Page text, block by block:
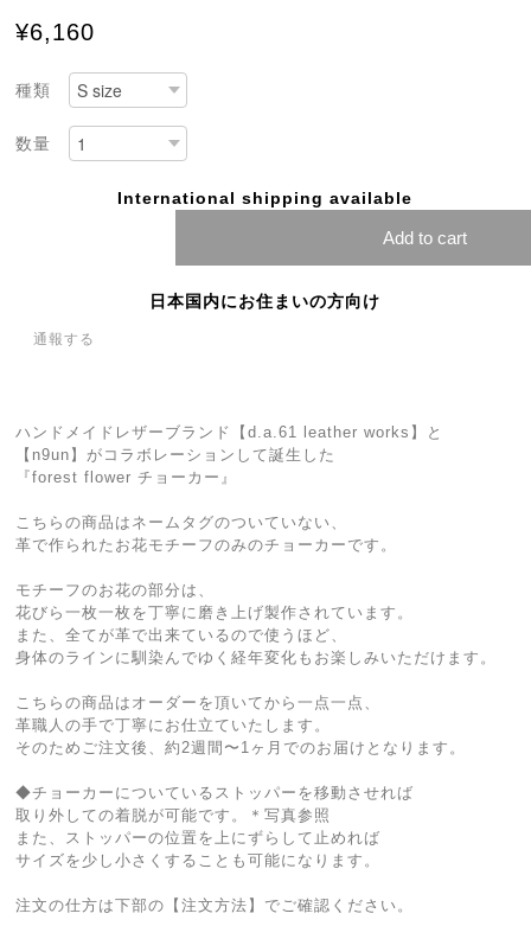
¥6,160
種類
数量
International shipping available
Add to cart
日本国内にお住まいの方向け
通報する
ハンドメイドレザーブランド【d.a.61 leather works】と
【n9un】がコラボレーションして誕生した
『forest flower チョーカー』
こちらの商品はネームタグのついていない、
革で作られたお花モチーフのみのチョーカーです。
モチーフのお花の部分は、
花びら一枚一枚を丁寧に磨き上げ製作されています。
また、全てが革で出来ているので使うほど、
身体のラインに馴染んでゆく経年変化もお楽しみいただけます。
こちらの商品はオーダーを頂いてから一点一点、
革職人の手で丁寧にお仕立ていたします。
そのためご注文後、約2週間〜1ヶ月でのお届けとなります。
◆チョーカーについているストッパーを移動させれば
取り外しての着脱が可能です。＊写真参照
また、ストッパーの位置を上にずらして止めれば
サイズを少し小さくすることも可能になります。
注文の仕方は下部の【注文方法】でご確認ください。